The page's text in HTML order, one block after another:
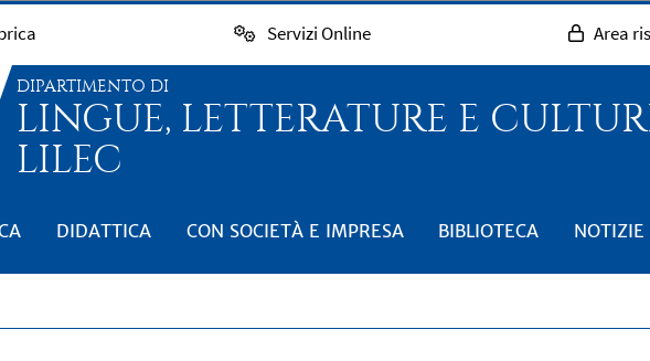
Servizi Online Area
DIPARTIMENTO DI
LINGUE, LETTERATURE E
LILEC
DIDATTICA CON SOCIETÀ E IMPRESA BIBLIOTECA NOTIZIE